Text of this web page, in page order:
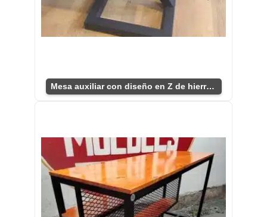
Mesa auxiliar con diseño en Z de hierro y pino